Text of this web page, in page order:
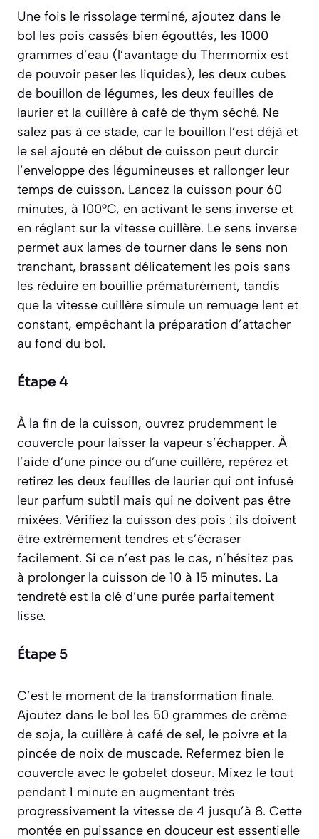
Une fois le rissolage terminé, ajoutez dans le
bol les pois cassés bien égouttés, les 1000
grammes d’eau (l’avantage du Thermomix est
de pouvoir peser les liquides), les deux cubes
de bouillon de légumes, les deux feuilles de
laurier et la cuillère à café de thym séché. Ne
salez pas à ce stade, car le bouillon l’est déjà et
le sel ajouté en début de cuisson peut durcir
l’enveloppe des légumineuses et rallonger leur
temps de cuisson. Lancez la cuisson pour 60
minutes, à 100°C, en activant le sens inverse et
en réglant sur la vitesse cuillère. Le sens inverse
permet aux lames de tourner dans le sens non
tranchant, brassant délicatement les pois sans
les réduire en bouillie prématurément, tandis
que la vitesse cuillère simule un remuage lent et
constant, empêchant la préparation d’attacher
au fond du bol.
Étape 4
À la fin de la cuisson, ouvrez prudemment le
couvercle pour laisser la vapeur s’échapper. À
l’aide d’une pince ou d’une cuillère, repérez et
retirez les deux feuilles de laurier qui ont infusé
leur parfum subtil mais qui ne doivent pas être
mixées. Vérifiez la cuisson des pois : ils doivent
être extrêmement tendres et s’écraser
facilement. Si ce n’est pas le cas, n’hésitez pas
à prolonger la cuisson de 10 à 15 minutes. La
tendreté est la clé d’une purée parfaitement
lisse.
Étape 5
C’est le moment de la transformation finale.
Ajoutez dans le bol les 50 grammes de crème
de soja, la cuillère à café de sel, le poivre et la
pincée de noix de muscade. Refermez bien le
couvercle avec le gobelet doseur. Mixez le tout
pendant 1 minute en augmentant très
progressivement la vitesse de 4 jusqu’à 8. Cette
montée en puissance en douceur est essentielle